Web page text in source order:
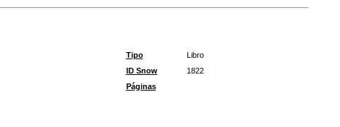
Tipo
Libro
ID Snow
1822
Páginas